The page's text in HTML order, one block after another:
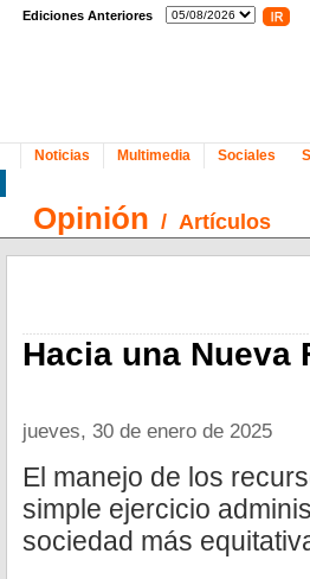
Ediciones Anteriores
Noticias Multimedia Sociales
Opinión / Artículos
Hacia una Nueva
jueves, 30 de enero de 2025
El manejo de los
simple ejercicio
sociedad más